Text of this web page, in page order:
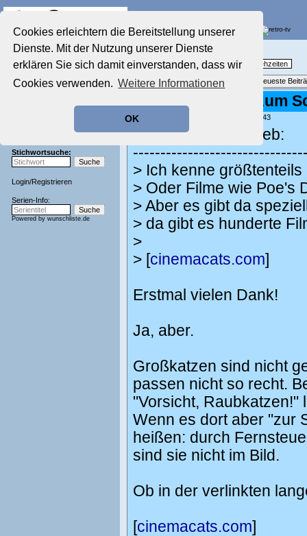
Cookies erleichtern die Bereitstellung unserer
Dienste. Mit der Nutzung unserer Dienste
erklären Sie sich damit einverstanden, dass wir
Cookies verwenden. Weitere Informationen
OK
Startseite
Aktuelles Forum
Film-Forum
Zeichentrick-Forum
Stichwortsuche:
Login/Registrieren
Serien-Info:
Powered by wunschliste.de
Nostalgieecke
TV-Erinnerungen an gute, alte Fernsehzeiten
Themenübersicht • Neues Thema Neueste
Re: Katzen sind zum
geschrieben von: , 22.07.25 14:43
Fernseher44 schrieb:
> Ich kenne
> Oder Filme wie Poe's
> Aber es gibt da
> da gibt es hunderte
>
> [cinemacats.com]
Erstmal vielen Dank!
Ja, aber.
Großkatzen sind nicht
passen nicht so recht.
"Vorsicht, Raubkatzen!"
Wenn es dort aber "zur
heißen: durch
sind sie nicht im Bild.
Ob in der verlinkten
[cinemacats.com]